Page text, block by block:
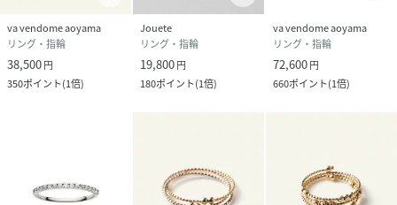
va vendome aoyama
リング・指輪
38,500円
350ポイント(1倍)
Jouete
リング・指輪
19,800円
180ポイント(1倍)
va vendome aoyama
リング・指輪
72,600円
660ポイント(1倍)